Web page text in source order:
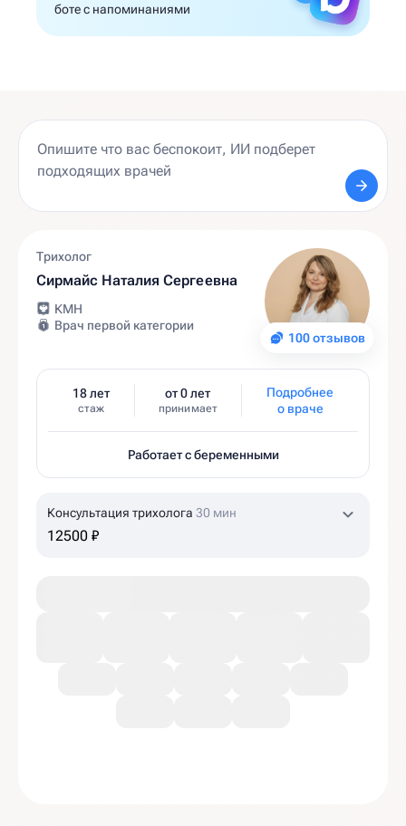
боте с напоминаниями
100 отзывов
Трихолог
Сирмайс Наталия Сергеевна
КМН
Врач первой категории
18 лет
стаж
от 0 лет
принимает
Подробнее
о враче
Работает с беременными
Консультация трихолога 30 мин
12500 ₽